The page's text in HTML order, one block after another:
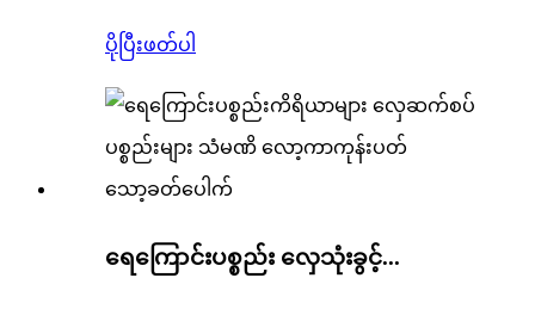
ပိုပြီးဖတ်ပါ
ရေကြောင်းပစ္စည်း လှေသုံးခွင့်...